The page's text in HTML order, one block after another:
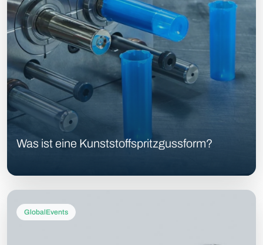
Was ist eine Kunststoffspritzgussform?
GlobalEvents